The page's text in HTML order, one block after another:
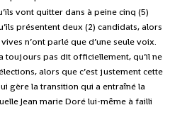
vont quitter dans à peine cinq (5)
présentent deux (2) candidats, alors
n’ont parlé que d’une seule voix.
toujours pas dit officiellement, qu’il ne
alors que c’est justement cette
gère la transition qui a entraîné la
Jean marie Doré lui-même à failli